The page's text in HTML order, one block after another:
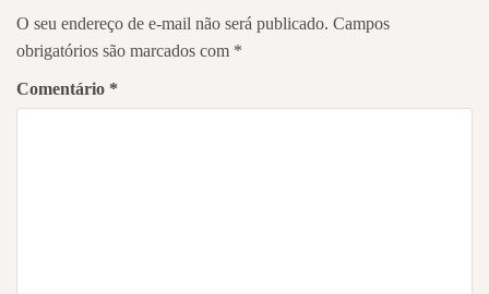
O seu endereço de e-mail não será publicado. Campos
obrigatórios são marcados com *
Comentário *